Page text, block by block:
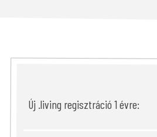
Új .living regisztráció 1 évre: